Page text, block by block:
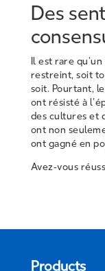
Des
Il est rare
restreint, soit
soit. Pourtant,
ont résisté à
des cultures et
ont non
ont gagné en
Avez-vous
Products